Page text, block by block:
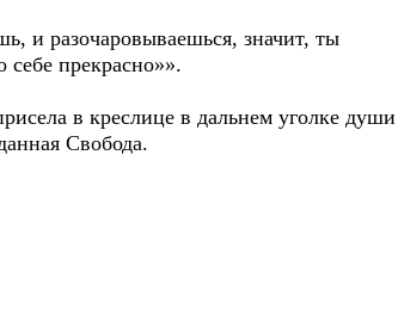
и разочаровываешься, значит, ты
прекрасно»».
в креслице в дальнем уголке
Свобода.